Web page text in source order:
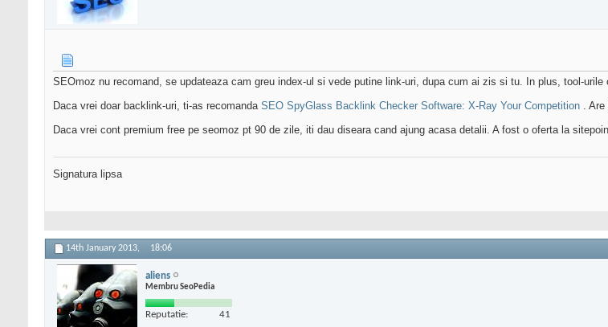
SEOmoz nu recomand, se updateaza cam greu index-ul si vede putine link-uri, dupa cum ai zis si tu. In plus, tool-
Daca vrei doar backlink-uri, ti-as recomanda SEO SpyGlass Backlink Checker Software: X-Ray Your Competition .
Daca vrei cont premium free pe seomoz pt 90 de zile, iti dau diseara cand ajung acasa detalii. A fost o oferta la
Signatura lipsa
14th January 2013, 18:06
aliens
Membru SeoPedia
Reputatie: 41